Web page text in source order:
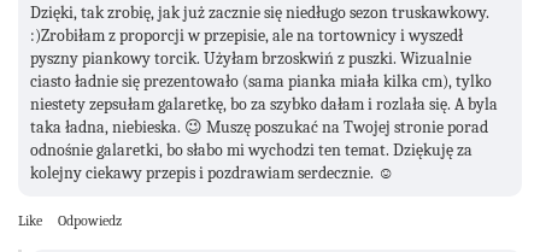
Dzięki, tak zrobię, jak już zacznie się niedługo sezon truskawkowy.
:)Zrobiłam z proporcji w przepisie, ale na tortownicy i wyszedł
pyszny piankowy torcik. Użyłam brzoskwiń z puszki. Wizualnie
ciasto ładnie się prezentowało (sama pianka miała kilka cm), tylko
niestety zepsułam galaretkę, bo za szybko dałam i rozlała się. A byla
taka ładna, niebieska. 😉 Muszę poszukać na Twojej stronie porad
odnośnie galaretki, bo słabo mi wychodzi ten temat. Dziękuję za
kolejny ciekawy przepis i pozdrawiam serdecznie. ☺
Like Odpowiedz